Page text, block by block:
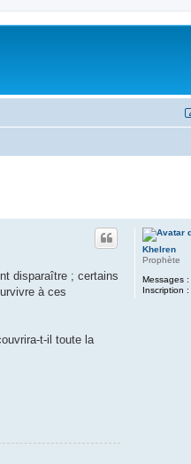
Khelren
Prophète
Messages :
Inscription :
disparaître ; certains
à ces
t-il toute la